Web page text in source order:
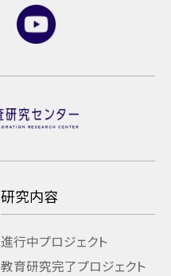
研究内容
進行中プロジェクト
教育研究完了プロジェクト